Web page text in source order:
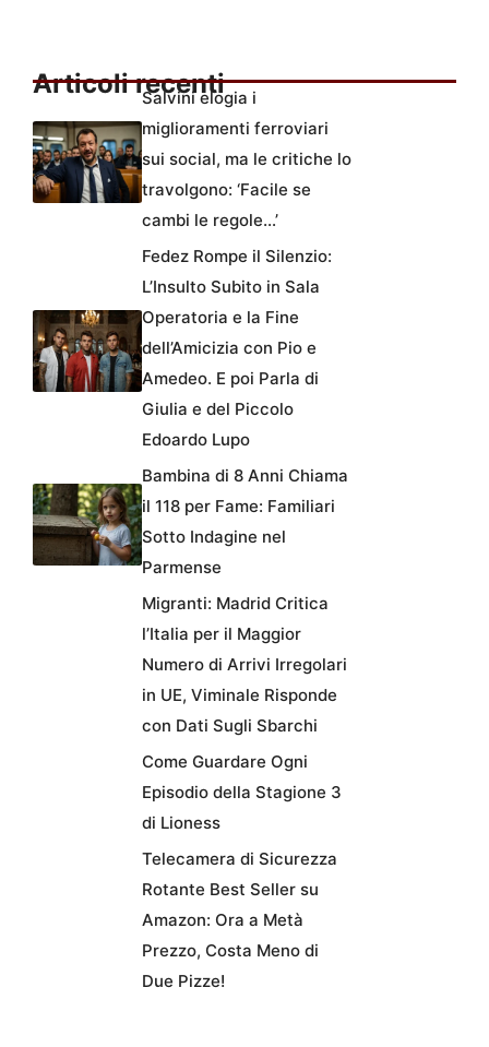
Articoli recenti
Salvini elogia i
miglioramenti ferroviari
sui social, ma le critiche lo
travolgono: ‘Facile se
cambi le regole…’
Fedez Rompe il Silenzio:
L’Insulto Subito in Sala
Operatoria e la Fine
dell’Amicizia con Pio e
Amedeo. E poi Parla di
Giulia e del Piccolo
Edoardo Lupo
Bambina di 8 Anni Chiama
il 118 per Fame: Familiari
Sotto Indagine nel
Parmense
Migranti: Madrid Critica
l’Italia per il Maggior
Numero di Arrivi Irregolari
in UE, Viminale Risponde
con Dati Sugli Sbarchi
Come Guardare Ogni
Episodio della Stagione 3
di Lioness
Telecamera di Sicurezza
Rotante Best Seller su
Amazon: Ora a Metà
Prezzo, Costa Meno di
Due Pizze!